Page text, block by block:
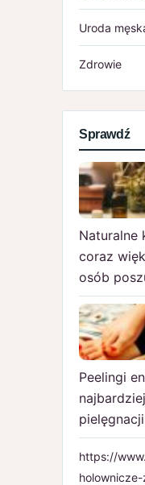
Uroda
Zdrowie
Sprawdź
Naturalne
coraz
osób
Peelingi
https://